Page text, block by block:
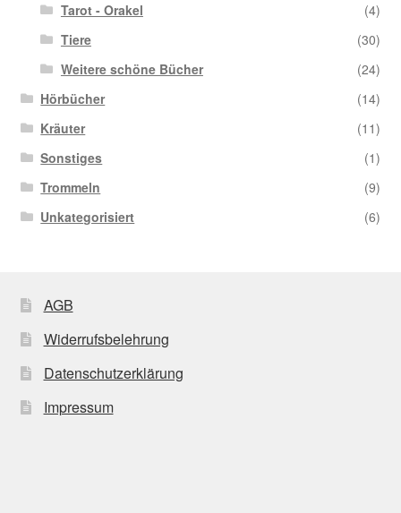
Tarot - Orakel
(4)
Tiere
(30)
Weitere schöne Bücher
(24)
Hörbücher
(14)
Kräuter
(11)
Sonstiges
(1)
Trommeln
(9)
Unkategorisiert
(6)
AGB
Widerrufsbelehrung
Datenschutzerklärung
Impressum